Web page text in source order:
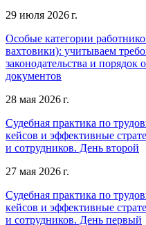
29 июля 2026 г.
Особые категории
вахтовики): учитываем
законодательства и
документов
28 мая 2026 г.
Судебная практика по
кейсов и эффективные
и сотрудников. День второй
27 мая 2026 г.
Судебная практика по
кейсов и эффективные
и сотрудников. День первый